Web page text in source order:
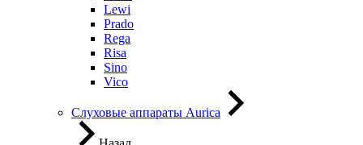
Lewi
Prado
Rega
Risa
Sino
Vico
Слуховые аппараты Aurica